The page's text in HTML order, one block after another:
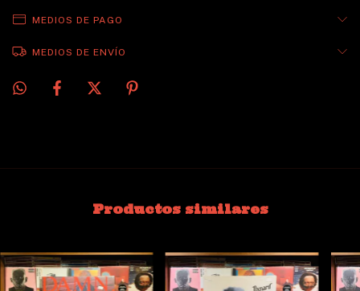
MEDIOS DE PAGO
MEDIOS DE ENVÍO
Productos similares